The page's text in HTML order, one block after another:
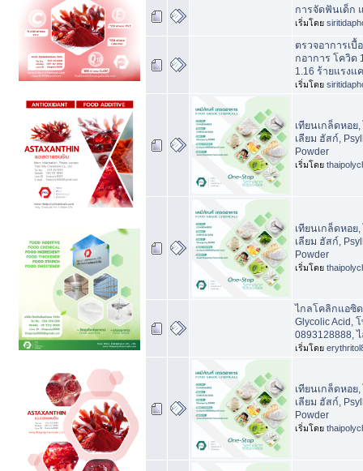
การจัดฟันเด็ก
เริ่มโดย
ตรวจอาการเบื้
กอาการ โควิด
1.16 ร้ายแรงแค
เริ่มโดย
เทียนเกล็ดหอย
เลียม ฮัสก์,
Powder
เริ่มโดย
เทียนเกล็ดหอย
เลียม ฮัสก์,
Powder
เริ่มโดย
ไกลโคลิกแอซิ
Glycolic Acid,
0893128888,
เริ่มโดย
เทียนเกล็ดหอย
เลียม ฮัสก์,
Powder
เริ่มโดย